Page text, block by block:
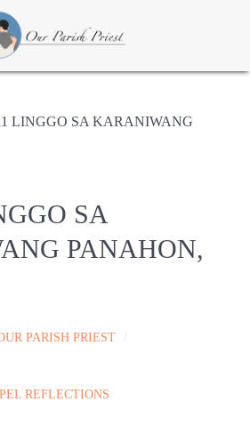
LINGGO SA KARANIWANG
SA
PANAHON,
PARISH PRIEST
REFLECTIONS